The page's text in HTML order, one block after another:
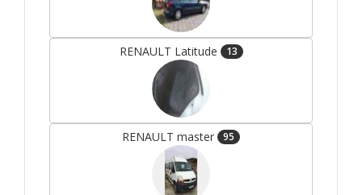
RENAULT Latitude 13
RENAULT master 95